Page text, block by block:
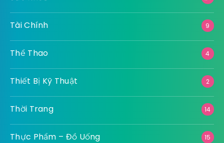
Tài Chính 9
Thể Thao 4
Thiết Bị Kỹ Thuật 2
Thời Trang 14
Thực Phẩm – Đồ Uống 15